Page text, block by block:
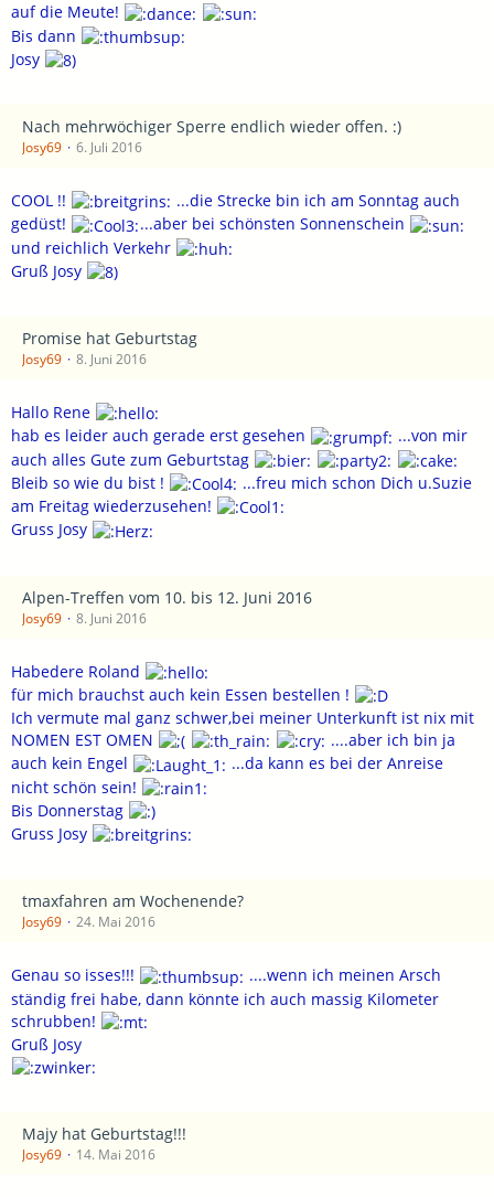
auf die Meute!
Bis dann
Josy
Nach mehrwöchiger Sperre endlich wieder offen. :)
Josy69 6. Juli 2016
COOL !!
...die Strecke bin ich am Sonntag auch
gedüst!
...aber bei schönsten Sonnenschein
und reichlich Verkehr
Gruß Josy
Promise hat Geburtstag
Josy69 8. Juni 2016
Hallo Rene
hab es leider auch gerade erst gesehen
...von mir
auch alles Gute zum Geburtstag
Bleib so wie du bist !
...freu mich schon Dich u.Suzie
am Freitag wiederzusehen!
Gruss Josy
Alpen-Treffen vom 10. bis 12. Juni 2016
Josy69 8. Juni 2016
Habedere Roland
für mich brauchst auch kein Essen bestellen !
Ich vermute mal ganz schwer,bei meiner Unterkunft ist nix mit
NOMEN EST OMEN
....aber ich bin ja
auch kein Engel
...da kann es bei der Anreise
nicht schön sein!
Bis Donnerstag
Gruss Josy
tmaxfahren am Wochenende?
Josy69 24. Mai 2016
Genau so isses!!!
....wenn ich meinen Arsch
ständig frei habe, dann könnte ich auch massig Kilometer
schrubben!
Gruß Josy
Majy hat Geburtstag!!!
Josy69 14. Mai 2016